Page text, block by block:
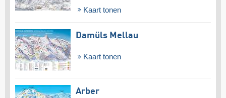
Kaart tonen
Damüls Mellau
Kaart tonen
Arber